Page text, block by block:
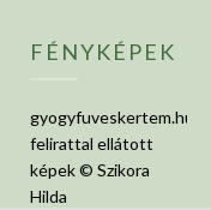
FÉNYKÉPEK
gyogyfuveskertem.hu
felirattal ellátott
képek © Szikora
Hilda